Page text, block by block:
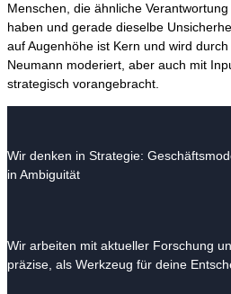
Menschen, die ähnliche
haben und gerade dieselbe
auf Augenhöhe ist Kern und wird
Neumann moderiert, aber auch mit
strategisch vorangebracht.
Wir denken in Strategie:
in Ambiguität
Wir arbeiten mit aktueller Forschung
präzise, als Werkzeug für deine